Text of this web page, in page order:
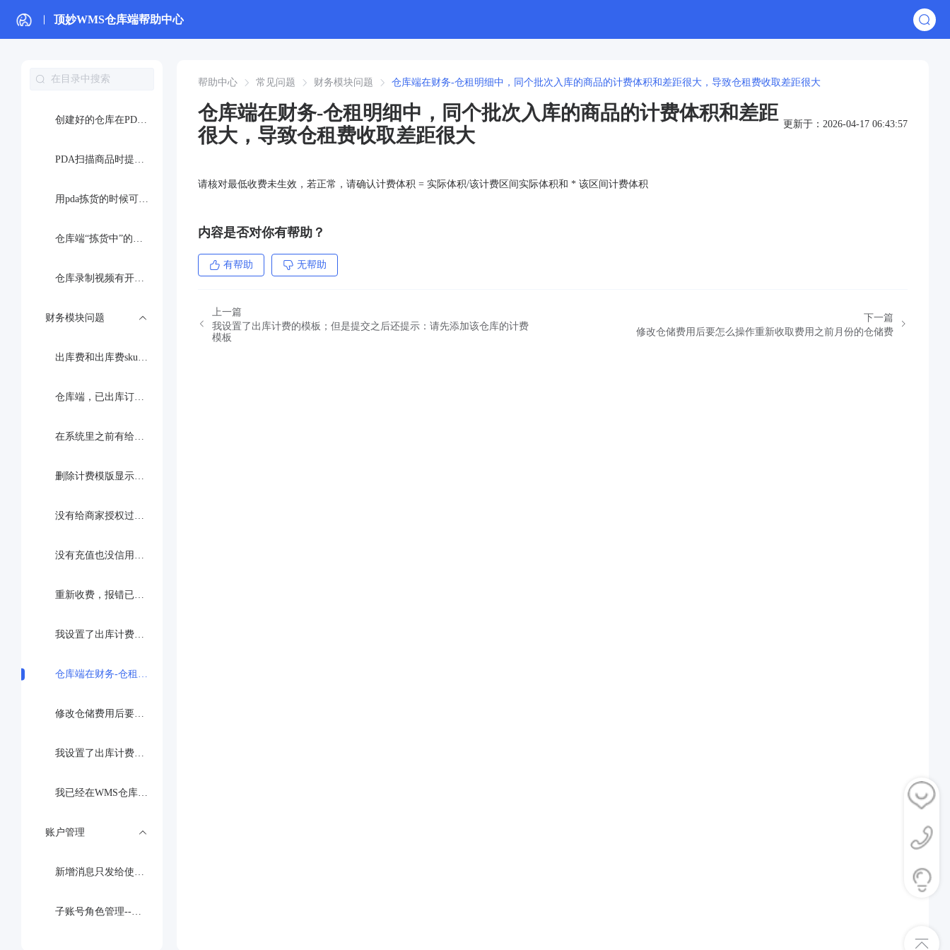
顶妙WMS仓库端帮助中心
在打包的时候每次出面单之前都要选择打印机，系统里可以设置默认打印机吗？
创建好的仓库在PDA中没有显示出来无法选择，是什么原因呢？
PDA扫描商品时提示‘未找到商品’”的问题
用pda拣货的时候可以批量领任务吗
仓库端“拣货中”的订单剩余发货时间仅剩6小时，但在筛选条件“剩发时间<1天”下无法搜索到
仓库录制视频有开启视频水印，但录制打包视频一直都没有显示水印，是什么原因导致的？
财务模块问题
出库费和出库费sku哪个优先
仓库端，已出库订单的重新收费可以收费包材费吗
在系统里之前有给用户开通信用额度1000，目前已经使用500，现在想取消这个授信额度，可以取消吗，取消之后已经使用的金额是怎么计算的呢？
删除计费模版显示：status必填
没有给商家授权过信用额度，商家却可以使用信用额度，并且会出现负信用额度
没有充值也没信用额度，但是可以推送到仓库端，提示 没有对应的计费规则区间，是什么原因
重新收费，报错已重收且费用=0:1 ，按照新的出库计费模板是要收取2.5
我设置了出库计费的模板；但是提交之后还提示：请先添加该仓库的计费模板
仓库端在财务-仓租明细中，同个批次入库的商品的计费体积和差距很大，导致仓租费收取差距很大
修改仓储费用后要怎么操作重新收取费用之前月份的仓储费
我设置了出库计费的模板；但是提交之后还提示：请先添加该仓库的计费模板，是什么原因？
我已经在WMS仓库端设置了对应客户的新加坡退货费，但其预估金额为0，具体是什么原因？
账户管理
新增消息只发给使用这个仓库的客户，要怎么设置
子账号角色管理--库存查询勾选了导出的按钮 为什么子账号导出数据的时候报错：没有改权限联系主账号开通
帮助中心 常见问题 财务模块问题 仓库端在财务-仓租明细中，同个批次入库的商品的计费体积和差距很大，导致仓租费收取差距很大
仓库端在财务-仓租明细中，同个批次入库的商品的计费体积和差距
很大，导致仓租费收取差距很大
更新于：2026-04-17 06:43:57
请核对最低收费未生效，若正常，请确认计费体积 = 实际体积/该计费区间实际体积和 * 该区间计费体积
内容是否对你有帮助？
有帮助 无帮助
上一篇
我设置了出库计费的模板；但是提交之后还提示：请先添加该仓库的计费
模板
下一篇
修改仓储费用后要怎么操作重新收取费用之前月份的仓储费